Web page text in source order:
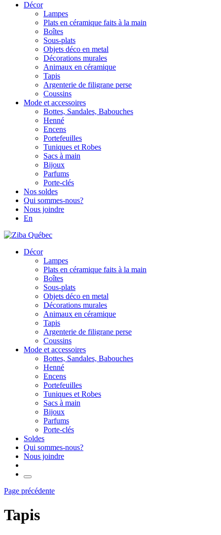
Décor
Lampes
Plats en céramique faits à la main
Boîtes
Sous-plats
Objets déco en metal
Décorations murales
Animaux en céramique
Tapis
Argenterie de filigrane perse
Coussins
Mode et accessoires
Bottes, Sandales, Babouches
Henné
Encens
Portefeuilles
Tuniques et Robes
Sacs à main
Bijoux
Parfums
Porte-clés
Nos soldes
Qui sommes-nous?
Nous joindre
En
Décor
Lampes
Plats en céramique faits à la main
Boîtes
Sous-plats
Objets déco en metal
Décorations murales
Animaux en céramique
Tapis
Argenterie de filigrane perse
Coussins
Mode et accessoires
Bottes, Sandales, Babouches
Henné
Encens
Portefeuilles
Tuniques et Robes
Sacs à main
Bijoux
Parfums
Porte-clés
Soldes
Qui sommes-nous?
Nous joindre
Page précédente
Tapis